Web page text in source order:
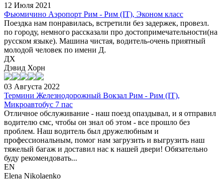
12 Июля 2021
Фьюмичино Аэропорт Рим - Рим (IT), Эконом класс
Поездка нам понравилась, встретили без задержек, провезл.
по городу, немного рассказали про достопримечательности(на
русском языке). Машина чистая, водитель-очень приятный
молодой человек по имени Д.
ДХ
Дэвид Хорн
03 Августа 2022
Термини Железнодорожный Вокзал Рим - Рим (IT),
Микроавтобус 7 пас
Отличное обслуживание - наш поезд опаздывал, и я отправил
водителю смс, чтобы он знал об этом - все прошло без
проблем. Наш водитель был дружелюбным и
профессиональным, помог нам загрузить и выгрузить наш
тяжелый багаж и доставил нас к нашей двери! Обязательно
буду рекомендовать...
EN
Elena Nikolaenko